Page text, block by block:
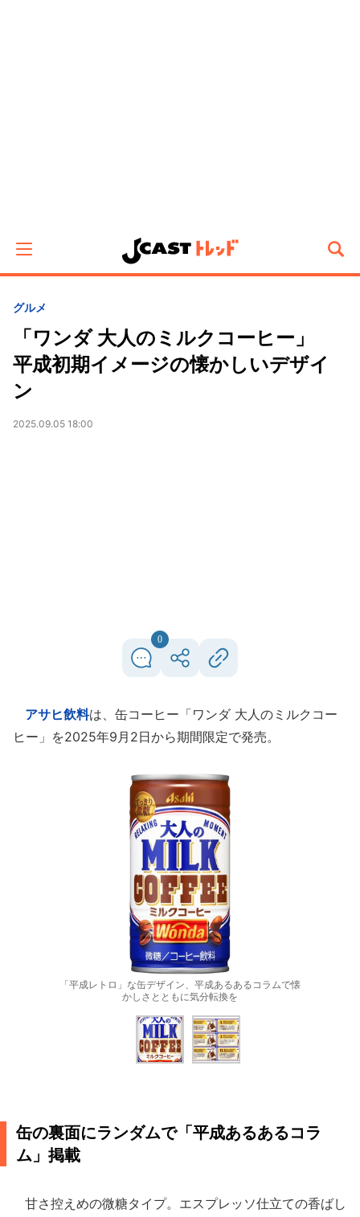
グルメ
「ワンダ 大人のミルクコーヒー」
平成初期イメージの懐かしいデザイ
ン
2025.09.05 18:00
0
アサヒ飲料は、缶コーヒー「ワンダ 大人のミルクコー
ヒー」を2025年9月2日から期間限定で発売。
「平成レトロ」な缶デザイン、平成あるあるコラムで懐
かしさとともに気分転換を
缶の裏面にランダムで「平成あるあるコラ
ム」掲載
甘さ控えめの微糖タイプ。エスプレッソ仕立ての香ばし